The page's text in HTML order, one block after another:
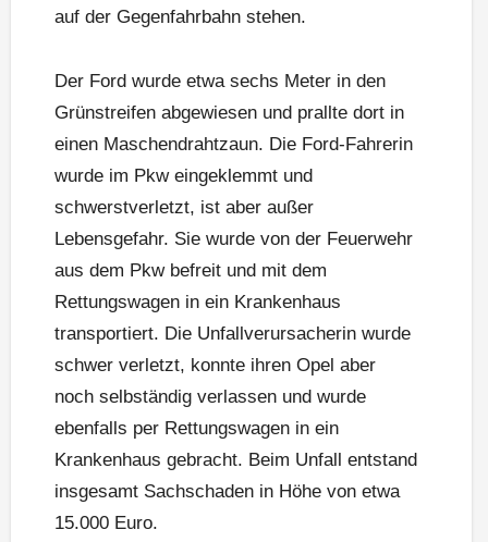
auf der Gegenfahrbahn stehen.
Der Ford wurde etwa sechs Meter in den
Grünstreifen abgewiesen und prallte dort in
einen Maschendrahtzaun. Die Ford-Fahrerin
wurde im Pkw eingeklemmt und
schwerstverletzt, ist aber außer
Lebensgefahr. Sie wurde von der Feuerwehr
aus dem Pkw befreit und mit dem
Rettungswagen in ein Krankenhaus
transportiert. Die Unfallverursacherin wurde
schwer verletzt, konnte ihren Opel aber
noch selbständig verlassen und wurde
ebenfalls per Rettungswagen in ein
Krankenhaus gebracht. Beim Unfall entstand
insgesamt Sachschaden in Höhe von etwa
15.000 Euro.